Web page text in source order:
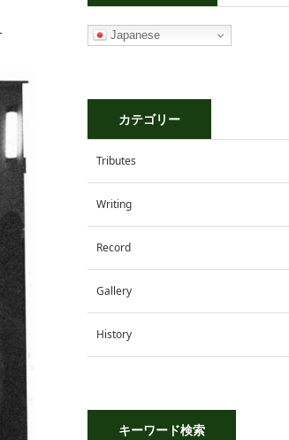
Japanese
カテゴリー
Tributes
Writing
Record
Gallery
History
キーワード検索